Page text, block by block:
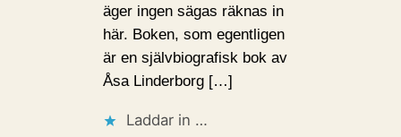
äger ingen sägas räknas in
här. Boken, som egentligen
är en självbiografisk bok av
Åsa Linderborg […]
Laddar in …